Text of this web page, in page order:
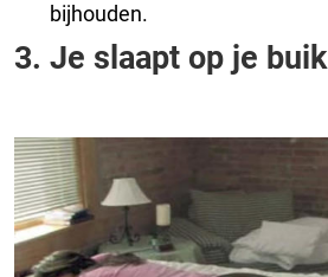
bijhouden.
3. Je slaapt op je buik